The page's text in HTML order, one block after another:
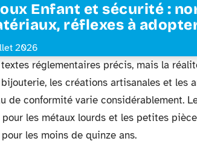
Enfant et sécurité :
réflexes à
2026
réglementaires précis, mais la
les créations artisanales et les
de conformité varie considérablement.
les métaux lourds et les petites
les moins de quinze ans.